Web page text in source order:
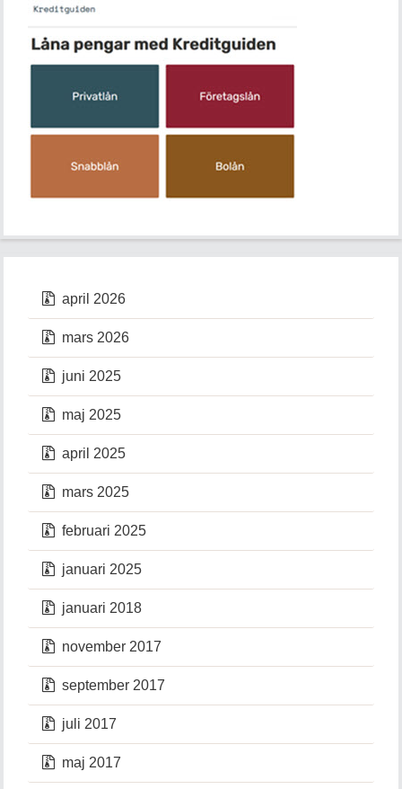
april 2026
mars 2026
juni 2025
maj 2025
april 2025
mars 2025
februari 2025
januari 2025
januari 2018
november 2017
september 2017
juli 2017
maj 2017